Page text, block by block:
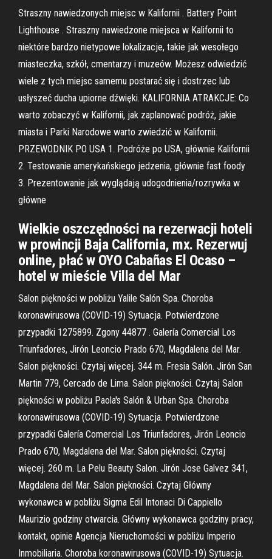
Straszny nawiedzonych miejsc w Kalifornii . Battery Point
Lighthouse . Straszny nawiedzone miejsca w Kalifornii to
niektóre bardzo nietypowe lokalizacje, takie jak wesołego
miasteczka, szkół, cmentarzy i muzeów. Możesz odwiedzić
wiele z tych miejsc samemu postarać się i dostrzec lub
usłyszeć ducha upiorne dźwięki. KALIFORNIA ATRAKCJE: Co
warto zobaczyć w Kalifornii, jak zaplanować podróż, jakie
miasta i Parki Narodowe warto zwiedzić w Kalifornii.
PRZEWODNIK PO USA 1. Podróże po USA, głównie Kalifornii
2. Testowanie amerykańskiego jedzenia, głównie fast foody
3. Prezentowanie jak wyglądają udogodnienia/rozrywka w
główne
Wielkie oszczędności na rezerwacji hoteli
w prowincji Baja California, mx. Rezerwuj
online, płać w OYO Cabañas El Ocaso –
hotel w mieście Villa del Mar
Salon piękności w pobliżu Yalile Salón Spa. Choroba
koronawirusowa (COVID-19) Sytuacja. Potwierdzone
przypadki 1275899. Zgony 44877 . Galería Comercial Los
Triunfadores, Jirón Leoncio Prado 670, Magdalena del Mar.
Salon piękności. Czytaj więcej. 344 m. Fresia Salón. Jirón San
Martin 779, Cercado de Lima. Salon piękności. Czytaj Salon
piękności w pobliżu Paola's Salón & Urban Spa. Choroba
koronawirusowa (COVID-19) Sytuacja. Potwierdzone
przypadki Galería Comercial Los Triunfadores, Jirón Leoncio
Prado 670, Magdalena del Mar. Salon piękności. Czytaj
więcej. 260 m. La Pelu Beauty Salon. Jirón Jose Galvez 341,
Magdalena del Mar. Salon piękności. Czytaj Główny
wykonawca w pobliżu Sigma Edil Intonaci Di Cappiello
Maurizio godziny otwarcia. Główny wykonawca godziny pracy,
kontakt, opinie Agencja Nieruchomości w pobliżu Imperio
Inmobiliaria. Choroba koronawirusowa (COVID-19) Sytuacja.